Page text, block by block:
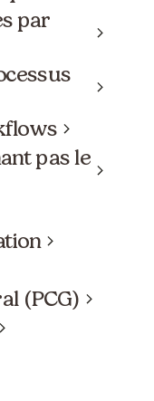
par
pas le
(PCG)